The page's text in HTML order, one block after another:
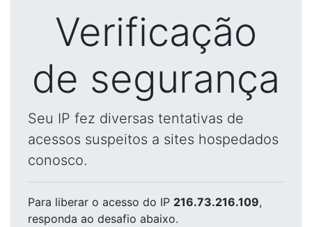
Verificação
de segurança
Seu IP fez diversas tentativas de
acessos suspeitos a sites hospedados
conosco.
Para liberar o acesso do IP 216.73.216.109,
responda ao desafio abaixo.